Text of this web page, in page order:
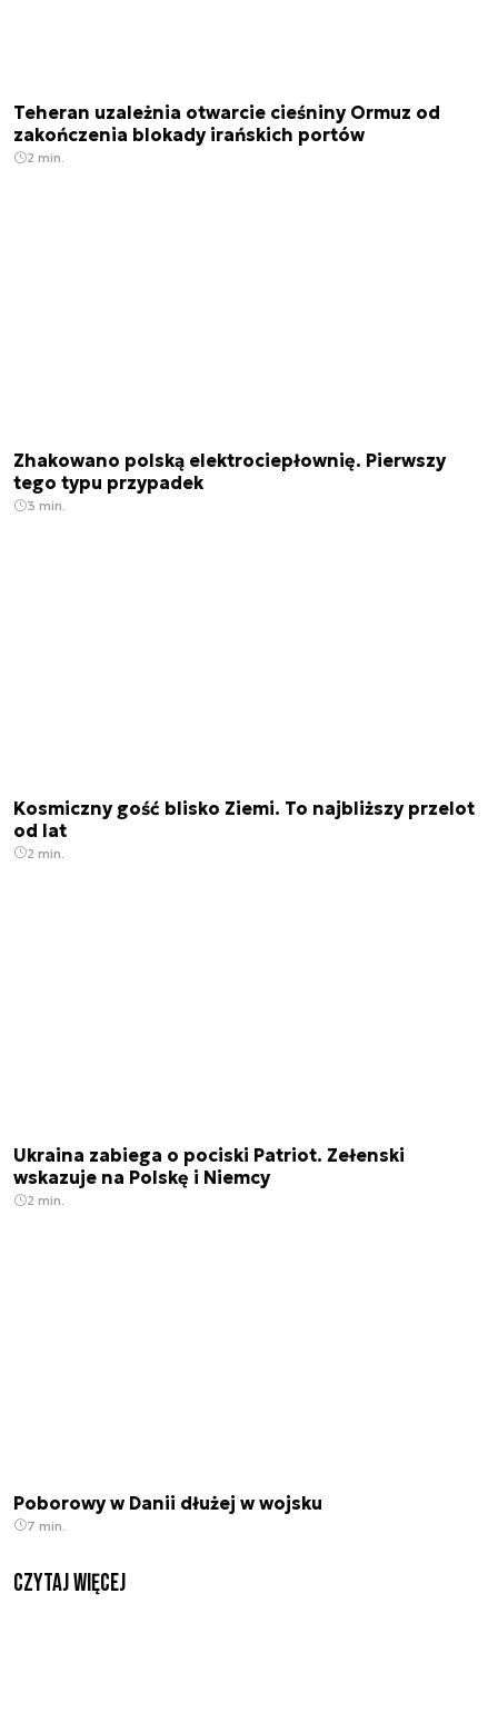
Teheran uzależnia otwarcie cieśniny Ormuz od
zakończenia blokady irańskich portów
2 min.
Zhakowano polską elektrociepłownię. Pierwszy
tego typu przypadek
3 min.
Kosmiczny gość blisko Ziemi. To najbliższy przelot
od lat
2 min.
Ukraina zabiega o pociski Patriot. Zełenski
wskazuje na Polskę i Niemcy
2 min.
Poborowy w Danii dłużej w wojsku
7 min.
czytaj więcej